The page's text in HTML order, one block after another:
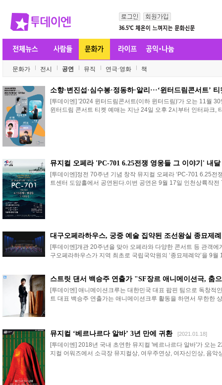
문화가 전시 공연 뮤직 연극·영화 책
소향·변진섭·심수봉·정동하·알리···‘윈터드림콘서트’
[투데이엔] '2024 윈터드림콘서트(이하 윈터드림)'가 오는 11월
윈터드림 콘서트 티켓 예매는 지난 24일 오후 2시부터 인터파크,
뮤지컬 오페라 'PC-701 6.25전쟁 영웅들 그 이야기' 내
[투데이엔]정전 70주년 기념 창작 뮤지컬 오페라 ‘PC-701 6.25전
트센터 도암홀에서 공연된다.이번 공연은 9월 17일 인천상륙작전
대구오페라하우스, 궁중 예술 집약된 조선왕실 종묘제
[투데이엔]개관 20주년을 맞아 오페라와 다양한 콘서트 등 관객
구오페라하우스가 지역 최초로 국립국악원의 ‘종묘제례악’을 9월
스트릿 댄서 백승주 연출가 "SF장르 애니메이션극, 춤
[투데이엔] 애니메이션크루는 대한민국 대표 팝핀 팀으로 독창적
트 대표 백승주 연출가는 애니메이션크루 활동을 하면서 무한한
뮤지컬 ‘베르나르다 알바’ 3년 만에 귀환 [2021.01.18]
[투데이엔] 2018년 국내 초연한 뮤지컬 '베르나르다 알바'가 오는
지컬 어워즈에서 소극장 뮤지컬상, 여우주연상, 여자신인상, 음악